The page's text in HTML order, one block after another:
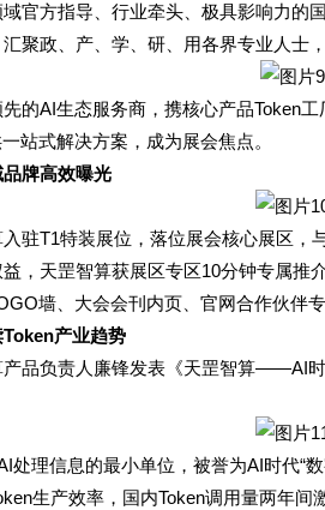
官方指导、行业牵头、极具影响力
聚政、产、学、研、用各界专业人士
的AI生态服务商，携核心产品Token
站式解决方案，成为展会焦点。
牌高效曝光
驻T1特装展位，落位展会核心展区
，天罡智算获展区专区10分钟专属
墙、大会会刊内页、官网合作伙伴
产业趋势
产品负责人廉锋发表《天罡智算——AI
处理信息的最小单位，被誉为AI时代“
生产效率，国内Token调用量两年